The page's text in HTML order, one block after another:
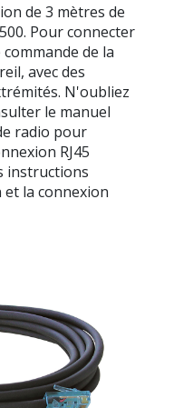
de 3 mètres de
Pour connecter
de la
avec des
N'oubliez
le manuel
radio pour
RJ45
instructions
la connexion